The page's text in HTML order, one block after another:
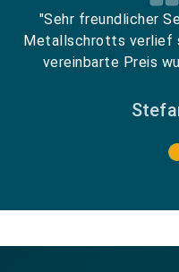
"Sehr freundlicher
Metallschrotts verlief
vereinbarte Preis